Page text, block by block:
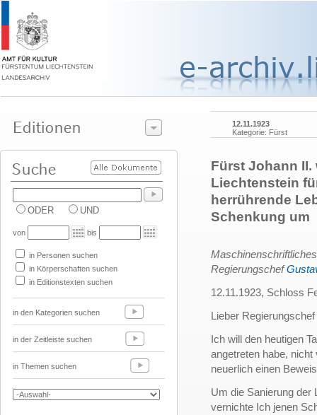
ODER UND
von bis
in Personen suchen
in Körperschaften suchen
in Editionstexten suchen
in den Kategorien suchen
in der Zeitleiste suchen
in Themen suchen
12.11.1923
Kategorie: Fürst
Fürst Johann
Liechtenstein
herrührende
Schenkung um
Regierungschef
12.11.1923, Schloss
Lieber
Ich will den heutigen
angetreten habe,
neuerlich einen
Um die Sanierung der
vernichte Ich jenen